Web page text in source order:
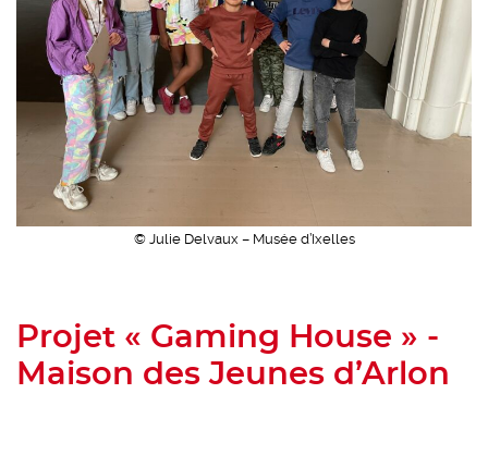
© Julie Delvaux – Musée d’Ixelles
Projet « Gaming House » -
Maison des Jeunes d’Arlon